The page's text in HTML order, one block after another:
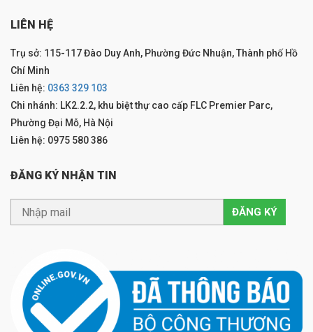
LIÊN HỆ
Trụ sở: 115-117 Đào Duy Anh, Phường Đức Nhuận, Thành phố Hồ
Chí Minh
Liên hệ: 0363 329 103
Chi nhánh: LK2.2.2, khu biệt thự cao cấp FLC Premier Parc,
Phường Đại Mỗ, Hà Nội
Liên hệ: 0975 580 386
ĐĂNG KÝ NHẬN TIN